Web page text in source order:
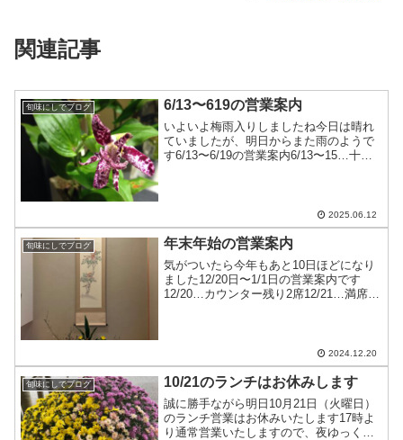
関連記事
旬味にしでブログ 6/13〜619の営業案内
いよいよ梅雨入りしましたね今日は晴れ
ていましたが、明日からまた雨のようで
す6/13〜6/19の営業案内6/13〜15…十分
2025.06.12
旬味にしでブログ 年末年始の営業案内
気がついたら今年もあと10日ほどになり
ました12/20日〜1/1日の営業案内です
12/20…カウンター残り2席12/21…満席
2024.12.20
旬味にしでブログ 10/21のランチはお休みします
誠に勝手ながら明日10月21日（火曜日）
のランチ営業はお休みいたします17時よ
り通常営業いたしますので、夜ゆっくり